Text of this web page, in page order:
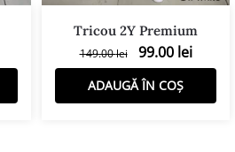
Tricou 2Y Premium
149.00lei 99.00 lei
ADAUGĂ ÎN COȘ